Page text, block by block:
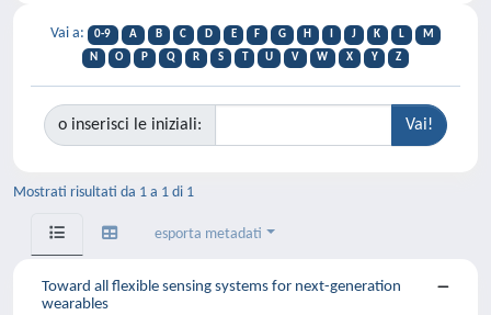
Vai a: 0-9 A B C D E F G H J K L
M
N
O P Q R S T U V W X Y Z
o inserisci le iniziali:
Mostrati risultati da 1 a 1 di 1
esporta metadati
Toward all flexible sensing systems for next-generation
wearables